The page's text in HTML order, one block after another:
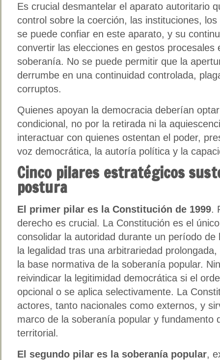
Es crucial desmantelar el aparato autoritario
control sobre la coerción, las instituciones,
se puede confiar en este aparato, y su
convertir las elecciones en gestos procesales
soberanía. No se puede permitir que la
derrumbe en una continuidad controlada,
corruptos.
Quienes apoyan la democracia deberían
condicional, no por la retirada ni la
interactuar con quienes ostentan el poder,
voz democrática, la autoría política y la
Cinco pilares estratégicos
postura
El primer pilar es la Constitución de 1999.
derecho es crucial. La Constitución es el
consolidar la autoridad durante un período de
la legalidad tras una arbitrariedad
la base normativa de la soberanía popular.
reivindicar la legitimidad democrática si el
opcional o se aplica selectivamente. La
actores, tanto nacionales como externos, y
marco de la soberanía popular y fundamento
territorial.
El segundo pilar es la soberanía popular,